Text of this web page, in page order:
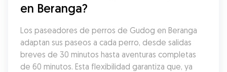
en Beranga?
Los paseadores de perros de Gudog en Beranga
adaptan sus paseos a cada perro, desde salidas
breves de 30 minutos hasta aventuras completas
de 60 minutos. Esta flexibilidad garantiza que, ya